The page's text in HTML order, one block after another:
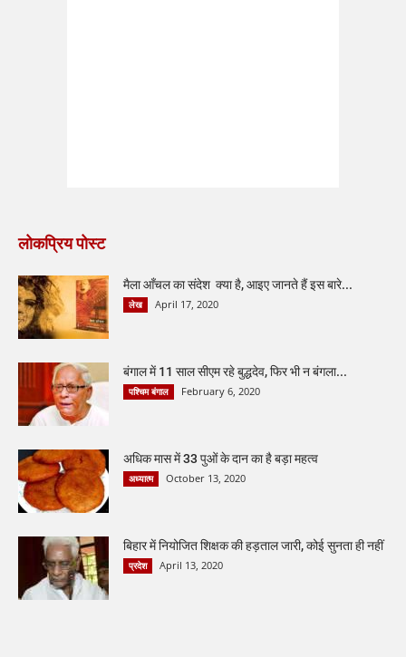
लोकप्रिय पोस्ट
मैला आँचल का संदेश क्या है, आइए जानते हैं इस बारे...
लेख April 17, 2020
बंगाल में 11 साल सीएम रहे बुद्धदेव, फिर भी न बंगला...
पश्चिम बंगाल February 6, 2020
अधिक मास में 33 पुओं के दान का है बड़ा महत्व
अध्यात्म October 13, 2020
बिहार में नियोजित शिक्षक की हड़ताल जारी, कोई सुनता ही नहीं
प्रदेश April 13, 2020